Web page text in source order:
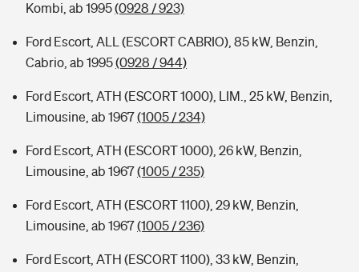
Kombi, ab 1995(0928 / 923)
Ford Escort, ALL (ESCORT CABRIO), 85 kW, Benzin,
Cabrio, ab 1995(0928 / 944)
Ford Escort, ATH (ESCORT 1000), LIM., 25 kW, Benzin,
Limousine, ab 1967(1005 / 234)
Ford Escort, ATH (ESCORT 1000), 26 kW, Benzin,
Limousine, ab 1967(1005 / 235)
Ford Escort, ATH (ESCORT 1100), 29 kW, Benzin,
Limousine, ab 1967(1005 / 236)
Ford Escort, ATH (ESCORT 1100), 33 kW, Benzin,